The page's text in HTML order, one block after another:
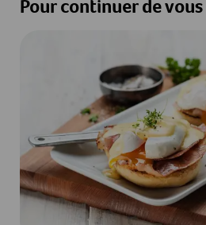
Pour continuer de